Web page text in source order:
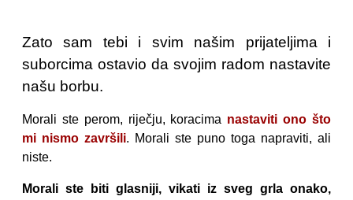
Zato sam tebi i svim našim prijateljima i
suborcima ostavio da svojim radom nastavite
našu borbu.
Morali ste perom, riječju, koracima nastaviti ono što
mi nismo završili. Morali ste puno toga napraviti, ali
niste.
Morali ste biti glasniji, vikati iz sveg grla onako,